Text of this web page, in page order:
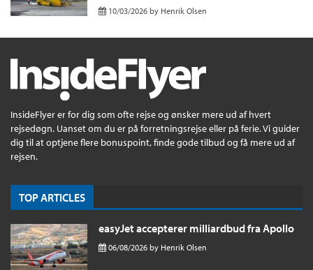
10/03/2026 by Henrik Olsen
InsideFlyer er for dig som ofte rejse og ønsker mere ud af hvert
rejsedøgn. Uanset om du er på forretningsrejse eller på ferie. Vi guider
dig til at optjene flere bonuspoint, finde gode tilbud og få mere ud af
rejsen.
TOP ARTICLES
easyJet accepterer milliardbud fra Apollo
06/08/2026 by Henrik Olsen